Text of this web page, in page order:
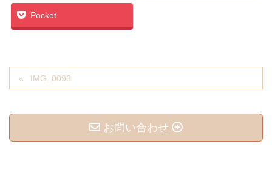
Pocket
IMG_0093
お問い合わせ